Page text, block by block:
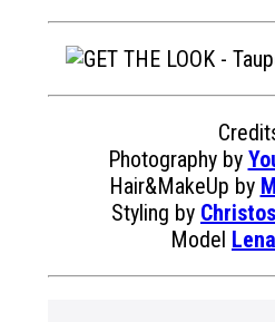
Photography by
Hair&MakeUp by
Styling by
Model